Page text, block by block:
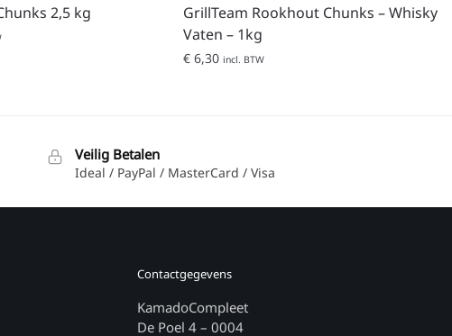
2,5 kg
GrillTeam Rookhout Chunks – Whisky
Vaten – 1kg
€6,30 incl. BTW
Veilig Betalen
Ideal / PayPal / MasterCard / Visa
Contactgegevens
KamadoCompleet
De Poel 4 – 0004